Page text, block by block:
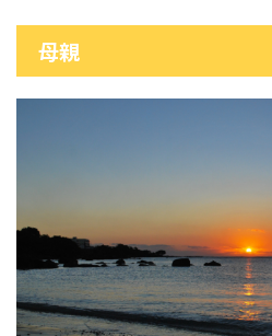
母親